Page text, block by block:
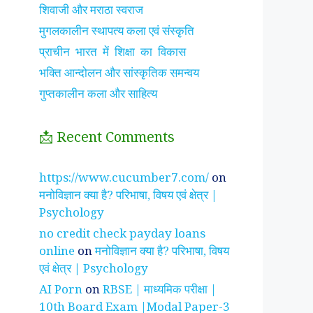
झाँसी की रानी के रहस्मयी
सुनीता विलियम्स ~
भारतीय मूल की अन्तरिक्ष
यात्री
शिवाजी और मराठा स्वराज
मुगलकालीन स्थापत्य कला एवं संस्कृति
प्राचीन भारत में शिक्षा का विकास
भक्ति आन्दोलन और सांस्कृतिक समन्वय
गुप्तकालीन कला और साहित्य
📩 Recent Comments
https://www.cucumber7.com/ on
मनोविज्ञान क्या है? परिभाषा, विषय एवं क्षेत्र |
Psychology
no credit check payday loans
online onमनोविज्ञान क्या है? परिभाषा, विषय
एवं क्षेत्र | Psychology
AI Porn onRBSE | माध्यमिक परीक्षा |
10th Board Exam |Modal Paper-3